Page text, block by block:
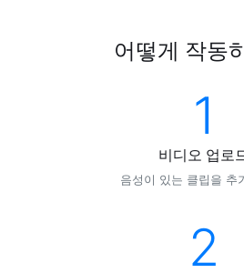
어떻게 작동
1
비디오 업로
음성이 있는 클립을 추
2